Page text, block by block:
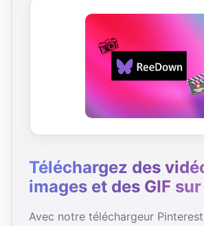
Téléchargez des
images et des GIF
Avec notre téléchargeur